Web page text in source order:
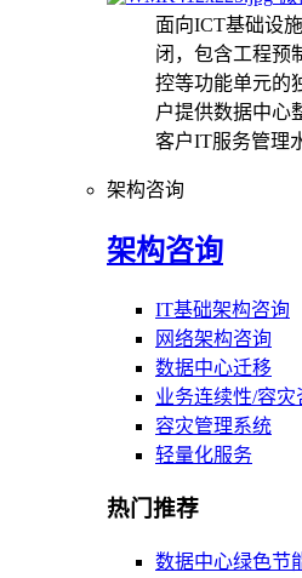
面向ICT基础设
闭，包含工程预
控等功能单元的
户提供数据中心
客户IT服务管理
架构咨询
架构咨询
IT基础架构咨询
网络架构咨询
数据中心迁移
业务连续性/容灾
容灾管理系统
轻量化服务
热门推荐
数据中心绿色节